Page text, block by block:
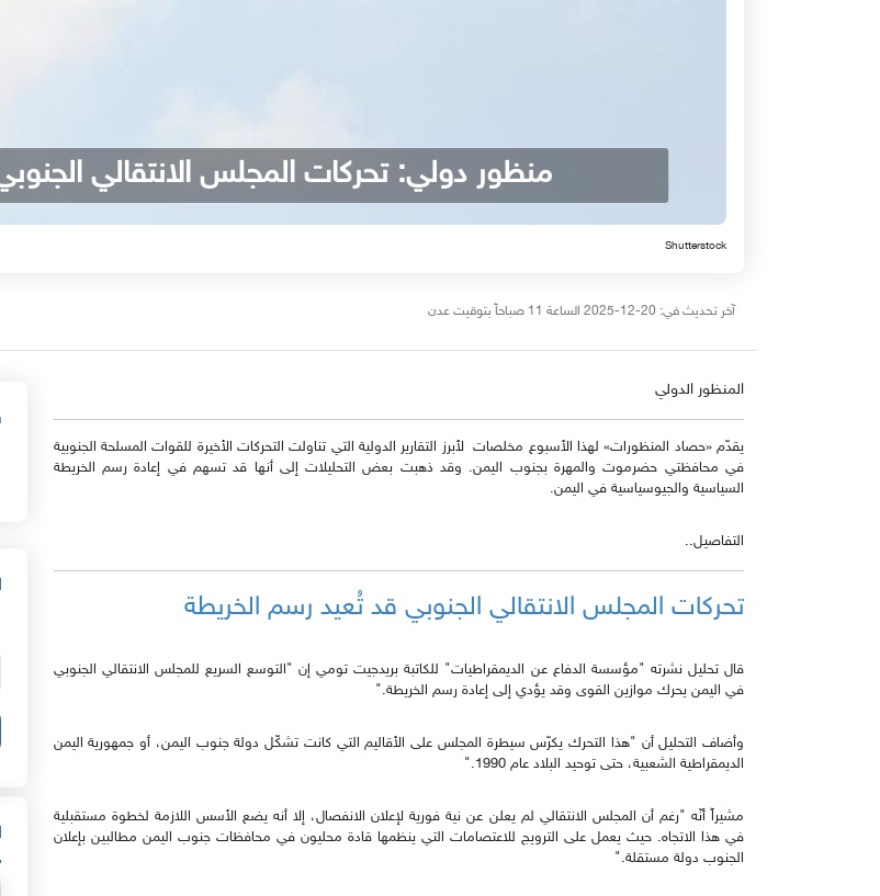
منظور دولي: تحركات المجلس الانتقالي
Shutterstock
آخر تحديث في: 20-12-2025 الساعة 11 صباحاً بتوقيت عدن
المنظور الدولي
يقدّم «حصاد المنظورات» لهذا الأسبوع مخلصات لأبرز التقارير الدولية التي تناولت التحركات الأخيرة للقوات المسلحة الجنوبية
في محافظتي حضرموت والمهرة بجنوب اليمن. وقد ذهبت بعض التحليلات إلى أنها قد تسهم في إعادة رسم الخريطة
السياسية والجيوسياسية في اليمن.
التفاصيل..
تحركات المجلس الانتقالي الجنوبي قد تُعيد رسم الخريطة
قال تحليل نشرته "مؤسسة الدفاع عن الديمقراطيات" للكاتبة بريدجيت تومي إن "التوسع السريع للمجلس الانتقالي الجنوبي
في اليمن يحرك موازين القوى وقد يؤدي إلى إعادة رسم الخريطة."
وأضاف التحليل أن "هذا التحرك يكرّس سيطرة المجلس على الأقاليم التي كانت تشكّل دولة جنوب اليمن، أو جمهورية اليمن
الديمقراطية الشعبية، حتى توحيد البلاد عام 1990."
مشيراً أنّه "رغم أن المجلس الانتقالي لم يعلن عن نية فورية لإعلان الانفصال، إلا أنه يضع الأسس اللازمة لخطوة مستقبلية
في هذا الاتجاه. حيث يعمل على الترويج للاعتصامات التي ينظمها قادة محليون في محافظات جنوب اليمن مطالبين بإعلان
الجنوب دولة مستقلة."